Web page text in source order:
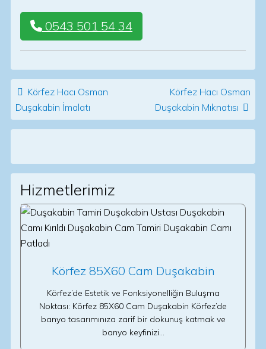
0543 501 54 34
Post navigation
Körfez Hacı Osman
Duşakabin İmalatı
Körfez Hacı Osman
Duşakabin Mıknatısı
Hizmetlerimiz
Körfez 85X60 Cam Duşakabin
Körfez’de Estetik ve Fonksiyonelliğin Buluşma
Noktası: Körfez 85X60 Cam Duşakabin Körfez’de
banyo tasarımınıza zarif bir dokunuş katmak ve
banyo keyfinizi…